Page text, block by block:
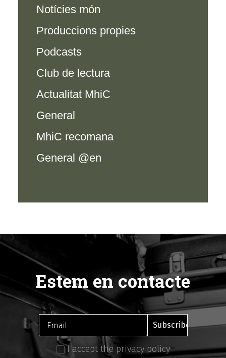
Notícies món
Produccions propies
Podcasts
Club de lectura
Actualitat MhiC
General
MhiC recomana
General @en
Estem en contacte
I accept the privacy policy